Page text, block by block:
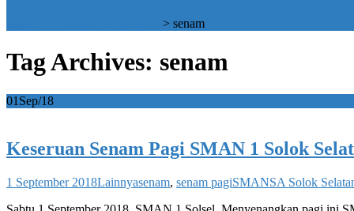
> senam
Tag Archives: senam
01 Sep/18
Keseruan Senam Pagi SMAN 1 Solok
1 September 2018Lainnyasenam, senam pagiSMANSA Solok